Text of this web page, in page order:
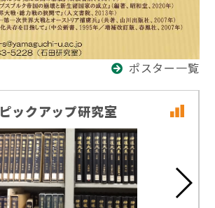
ポスター一覧
ピックアップ研究室